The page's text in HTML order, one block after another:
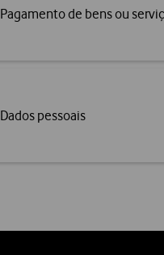
Pagamento de bens ou
Dados pessoais